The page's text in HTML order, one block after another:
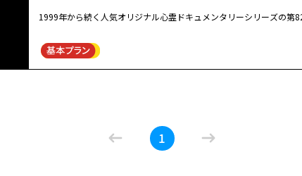
1999年から続く人気オリジナル心霊ドキュメンタリーシリーズの第
1999年から続く人気オリジナル心霊ドキュメンタリーシリーズの第
1